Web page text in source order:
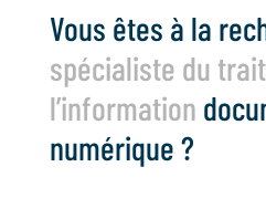
Vous êtes à la
spécialiste du
l’information
numérique ?